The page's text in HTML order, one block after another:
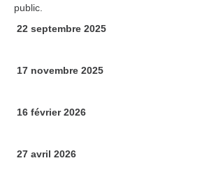
public.
22 septembre 2025
17 novembre 2025
16 février 2026
27 avril 2026